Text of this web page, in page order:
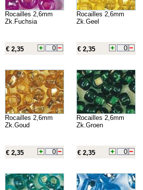
Rocailles 2,6mm
Zk.Fuchsia
€ 2,35
Rocailles 2,6mm
Zk.Geel
€ 2,35
Rocailles 2,6mm
Zk.Goud
€ 2,35
Rocailles 2,6mm
Zk.Groen
€ 2,35